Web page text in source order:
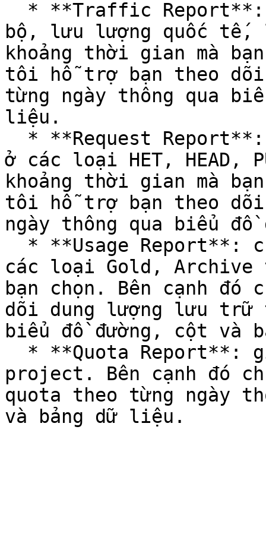
bộ, lưu lượng quốc
khoảng thời gian mà
tôi hỗ trợ bạn theo
từng ngày thông qua
liệu.
ở các loại HET, HEAD,
khoảng thời gian mà
tôi hỗ trợ bạn theo dõi
ngày thông qua biểu
các loại Gold, Archive
bạn chọn. Bên cạnh
dõi dung lượng lưu trữ
biểu đồ đường, cột và
project. Bên cạnh đó
quota theo từng ngày